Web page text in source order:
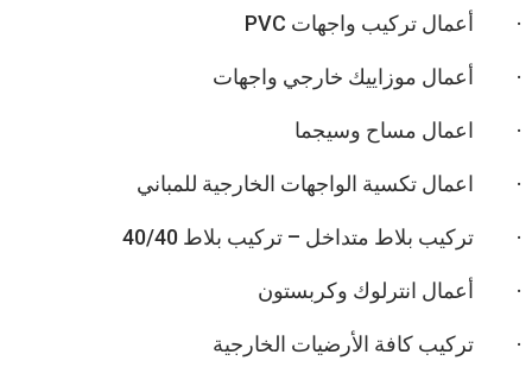
· أعمال تركيب واجهات PVC
· أعمال موزاييك خارجي واجهات
· اعمال مساح وسيجما
· اعمال تكسية الواجهات الخارجية للمباني
· تركيب بلاط متداخل – تركيب بلاط 40/40
· أعمال انترلوك وكربستون
· تركيب كافة الأرضيات الخارجية